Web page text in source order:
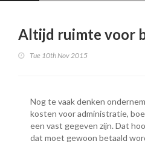
Altijd ruimte voor
Tue 10th Nov 2015
Nog te vaak denken
kosten voor administratie,
een vast gegeven zijn. Dat
dat moet gewoon betaald